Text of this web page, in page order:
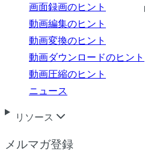
画面録画のヒント
動画編集のヒント
動画変換のヒント
動画ダウンロードのヒント
動画圧縮のヒント
ニュース
リソース
メルマガ登録